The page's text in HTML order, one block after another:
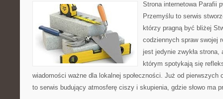
Strona internetowa Parafii
Przemyślu to serwis
którzy pragną być bliżej
codziennych spraw swojej
jest jedynie zwykła strona,
którym spotykają się
wiadomości ważne dla lokalnej społeczności. Już od pierwszych
to serwis budujący atmosferę ciszy i skupienia, gdzie słowo ma